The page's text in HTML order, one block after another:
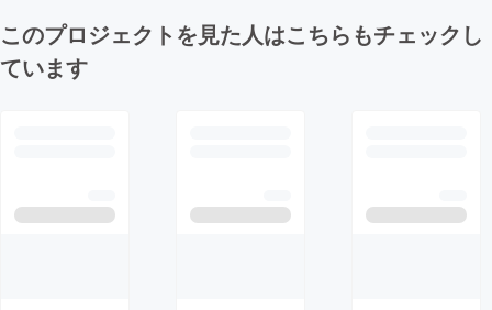
このプロジェクトを見た人はこちらもチェックし
ています